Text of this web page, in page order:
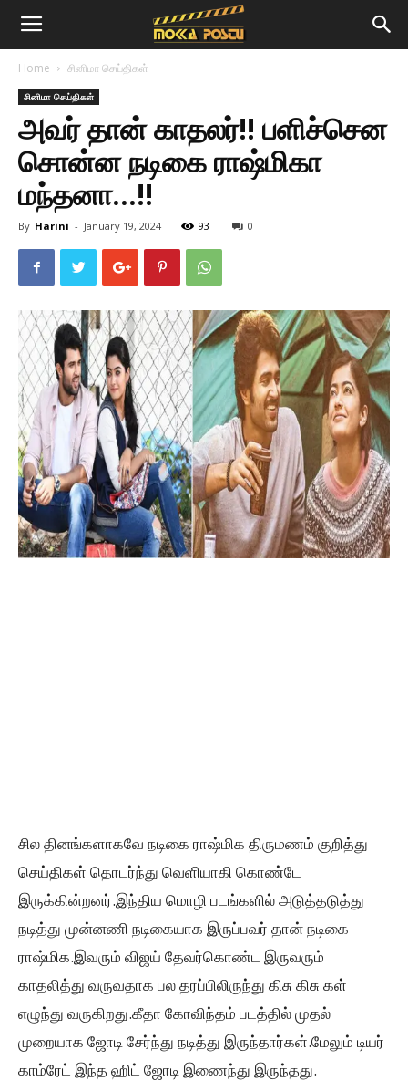
Home சினிமா செய்திகள்
சினிமா செய்திகள்
அவர் தான் காதலர்!! பளிச்சென
சொன்ன நடிகை ராஷ்மிகா
மந்தனா…!!
By Harini - January 19, 2024 93 0
சில தினங்களாகவே நடிகை ராஷ்மிக திருமணம் குறித்து
செய்திகள் தொடர்ந்து வெளியாகி கொண்டே
இருக்கின்றனர்.இந்திய மொழி படங்களில் அடுத்தடுத்து
நடித்து முன்னணி நடிகையாக இருப்பவர் தான் நடிகை
ராஷ்மிக.இவரும் விஜய் தேவர்கொண்ட இருவரும்
காதலித்து வருவதாக பல தரப்பிலிருந்து கிசு கிசு கள்
எழுந்து வருகிறது.கீதா கோவிந்தம் படத்தில் முதல்
முறையாக ஜோடி சேர்ந்து நடித்து இருந்தார்கள்.மேலும் டியர்
காம்ரேட் இந்த ஹிட் ஜோடி இணைந்து இருந்தது.